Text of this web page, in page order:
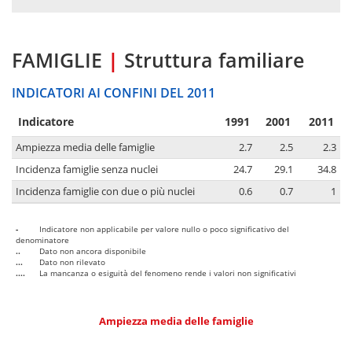
FAMIGLIE | Struttura familiare
INDICATORI AI CONFINI DEL 2011
Indicatore 1991 2001 2011
Ampiezza media delle famiglie 2.7 2.5
2.3
Incidenza famiglie senza nuclei
24.7 29.1
34.8
Incidenza famiglie con due o più nuclei
0.6 0.7 1
-
Indicatore non applicabile per valore nullo o poco significativo del
denominatore
..
Dato non ancora disponibile
...
Dato non rilevato
....
La mancanza o esiguità del fenomeno rende i valori non significativi
Ampiezza media delle famiglie